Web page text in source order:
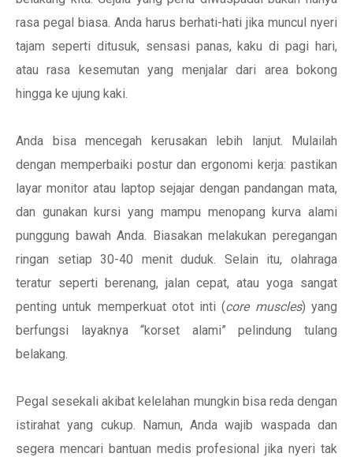
rasa pegal biasa. Anda harus berhati-hati jika muncul nyeri
tajam seperti ditusuk, sensasi panas, kaku di pagi hari,
atau rasa kesemutan yang menjalar dari area bokong
hingga ke ujung kaki.
Anda bisa mencegah kerusakan lebih lanjut. Mulailah
dengan memperbaiki postur dan ergonomi kerja: pastikan
layar monitor atau laptop sejajar dengan pandangan mata,
dan gunakan kursi yang mampu menopang kurva alami
punggung bawah Anda. Biasakan melakukan peregangan
ringan setiap 30-40 menit duduk. Selain itu, olahraga
teratur seperti berenang, jalan cepat, atau yoga sangat
penting untuk memperkuat otot inti (core muscles) yang
berfungsi layaknya “korset alami” pelindung tulang
belakang.
Pegal sesekali akibat kelelahan mungkin bisa reda dengan
istirahat yang cukup. Namun, Anda wajib waspada dan
segera mencari bantuan medis profesional jika nyeri tak